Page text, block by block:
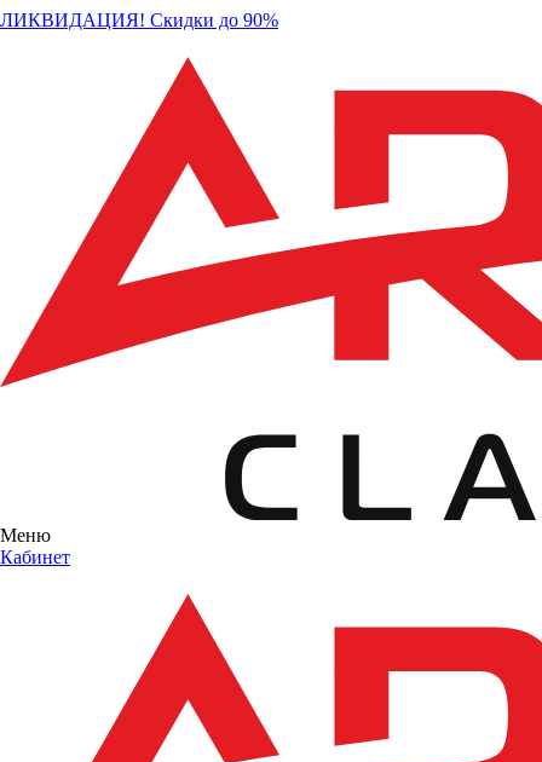
ЛИКВИДАЦИЯ! Скидки до 90%
Меню
Кабинет